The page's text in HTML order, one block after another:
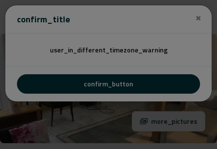
confirm_title
user_in_different_timezone_warning
confirm_button
more_pictures